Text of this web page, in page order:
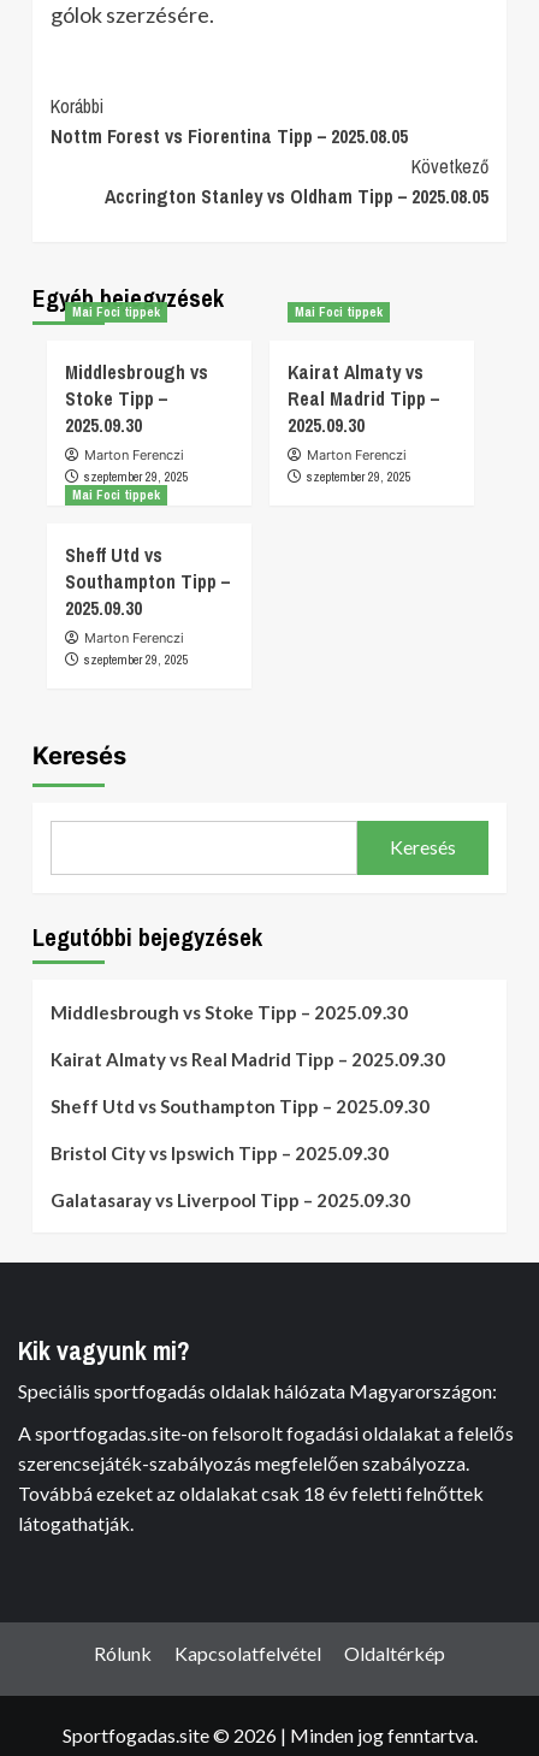
gólok szerzésére.
Post
Navigation
Korábbi
Nottm Forest vs Fiorentina Tipp – 2025.08.05
Következő
Accrington Stanley vs Oldham Tipp – 2025.08.05
Egyéb bejegyzések
Mai Foci tippek
Middlesbrough vs
Stoke Tipp –
2025.09.30
Marton Ferenczi
szeptember 29, 2025
Mai Foci tippek
Kairat Almaty vs
Real Madrid Tipp –
2025.09.30
Marton Ferenczi
szeptember 29, 2025
Mai Foci tippek
Sheff Utd vs
Southampton Tipp –
2025.09.30
Marton Ferenczi
szeptember 29, 2025
Keresés
Keresés
Legutóbbi bejegyzések
Middlesbrough vs Stoke Tipp – 2025.09.30
Kairat Almaty vs Real Madrid Tipp – 2025.09.30
Sheff Utd vs Southampton Tipp – 2025.09.30
Bristol City vs Ipswich Tipp – 2025.09.30
Galatasaray vs Liverpool Tipp – 2025.09.30
Kik vagyunk mi?
Speciális sportfogadás oldalak hálózata Magyarországon:
A sportfogadas.site-on felsorolt fogadási oldalakat a felelős
szerencsejáték-szabályozás megfelelően szabályozza.
Továbbá ezeket az oldalakat csak 18 év feletti felnőttek
látogathatják.
Rólunk Kapcsolatfelvétel Oldaltérkép
Sportfogadas.site © 2026 | Minden jog fenntartva.